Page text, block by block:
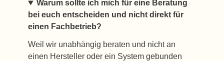
Warum sollte ich mich für eine Beratung
bei euch entscheiden und nicht direkt für
einen Fachbetrieb?
Weil wir unabhängig beraten und nicht an
einen Hersteller oder ein System gebunden